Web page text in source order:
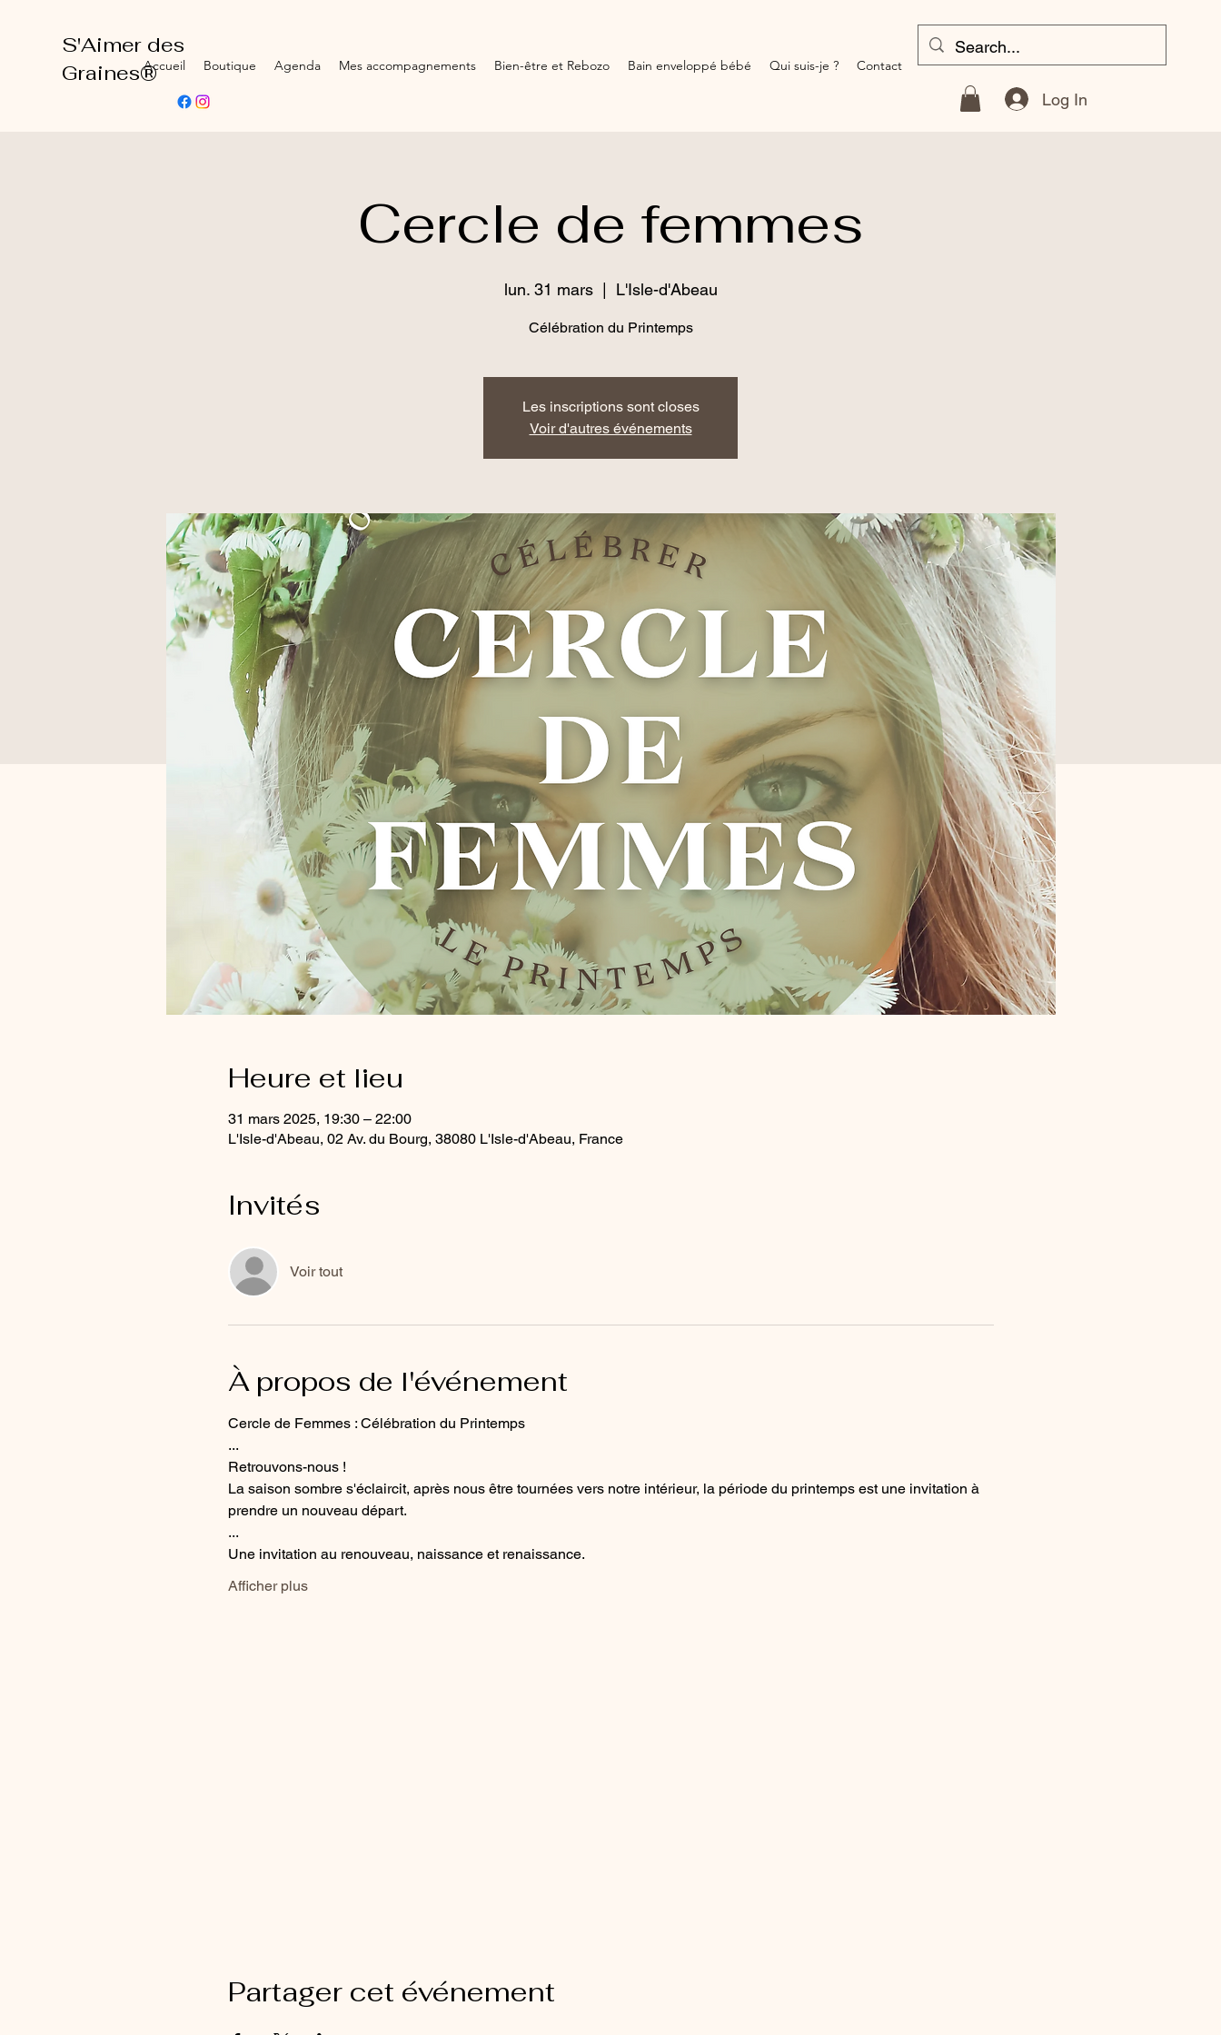
S'Aimer des
Graines®Accueil Boutique Agenda Mes accompagnements Bien-être et Rebozo Bain enveloppé bébé Qui suis-je ? Contact
Log In
Cercle de femmes
lun. 31 mars
  |
L'Isle-d'Abeau
Célébration du Printemps
Les inscriptions sont closes
Voir d'autres événements
Heure et lieu
31 mars 2025, 19:30 – 22:00
L'Isle-d'Abeau, 02 Av. du Bourg, 38080 L'Isle-d'Abeau, France
Invités
Voir tout
À propos de l'événement
Cercle de Femmes : Célébration du Printemps
...
Retrouvons-nous !
La saison sombre s'éclaircit, après nous être tournées vers notre intérieur, la période du printemps est une invitation à
prendre un nouveau départ.
...
Une invitation au renouveau, naissance et renaissance.
Afficher plus
Partager cet événement